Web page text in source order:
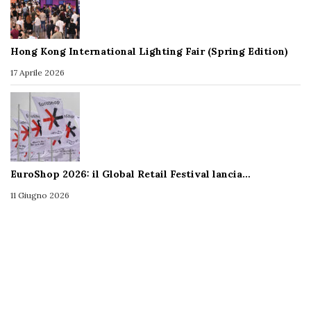
Hong Kong International Lighting Fair (Spring Edition)
17 Aprile 2026
EuroShop 2026: il Global Retail Festival lancia…
11 Giugno 2026